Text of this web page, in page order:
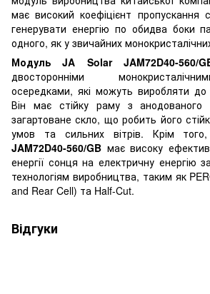
має високий коефіцієнт пропускання
генерувати енергію по обидва боки
одного, як у звичайних
Модуль JA Solar JAM72D40-560/
двосторонніми
осередками, які можуть виробляти
Він має стійку раму з анодованого
загартоване скло, що робить його
умов та сильних вітрів. Крім
JAM72D40-560/GB має високу
енергії сонця на електричну енергію
технологіям виробництва, таким як
and Rear Cell) та Half-Cut.
Відгуки